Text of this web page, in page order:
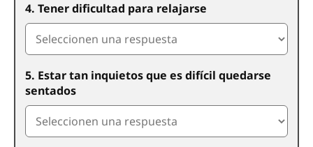
4. Tener dificultad para relajarse
5. Estar tan inquietos que es difícil quedarse
sentados